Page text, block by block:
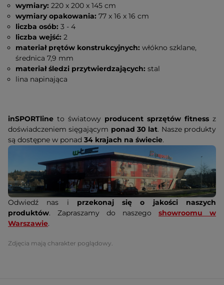
wymiary: 220 x 200 x 145 cm
wymiary opakowania: 77 x 16 x 16 cm
liczba osób: 3 - 4
liczba wejść: 2
materiał prętów konstrukcyjnych: włókno szklane,
średnica 7,9 mm
materiał śledzi przytwierdzających: stal
lina napinająca
inSPORTline to światowy producent sprzętów fitness z
doświadczeniem sięgającym ponad 30 lat. Nasze produkty
są dostępne w ponad 34 krajach na świecie.
Odwiedź nas i przekonaj się o jakości naszych
produktów. Zapraszamy do naszego showroomu w
Warszawie.
Zdjęcia mają charakter poglądowy.